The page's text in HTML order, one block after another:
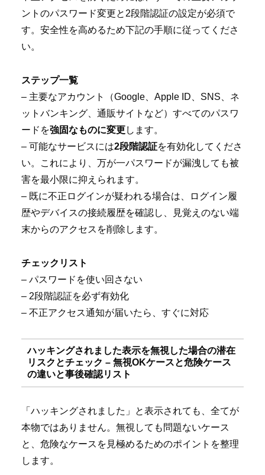
ントのパスワード変更と2段階認証の設定が必須で
す。安全性を高めるため下記の手順に従ってくださ
い。
ステップ一覧
– 主要なアカウント（Google、Apple ID、SNS、ネ
ットバンキング、通販サイトなど）すべてのパスワ
ードを強固なものに変更します。
– 可能なサービスには2段階認証を有効化してくださ
い。これにより、万が一パスワードが漏洩しても被
害を最小限に抑えられます。
– 既に不正ログインが疑われる場合は、ログイン履
歴やデバイスの接続履歴を確認し、見覚えのない端
末からのアクセスを削除します。
チェックリスト
– パスワードを使い回さない
– 2段階認証を必ず有効化
– 不正アクセス通知が届いたら、すぐに対応
ハッキングされました表示を無視した場合の潜在
リスクとチェック – 無視OKケースと危険ケース
の違いと事後確認リスト
「ハッキングされました」と表示されても、全てが
本物ではありません。無視しても問題ないケース
と、危険なケースを見極めるためのポイントを整理
します。